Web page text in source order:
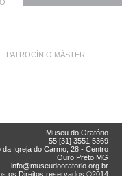
PATROCÍNIO MÁSTER
Museu do Oratório
55 [31] 3551 5369
da Igreja do Carmo, 28 - Centro
Ouro Preto MG
info@museudooratorio.org.br
os Direitos reservados ©2014